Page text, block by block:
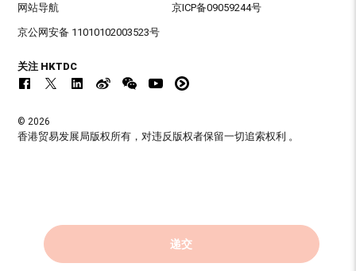
递交
网站导航 京ICP备09059244号
京公网安备 11010102003523号
关注 HKTDC
© 2026
香港贸易发展局版权所有，对违反版权者保留一切追索权利 。